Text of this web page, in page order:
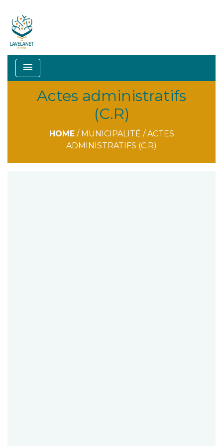
menu
Actes administratifs
(C.R)
HOME/ MUNICIPALITÉ /ACTES
ADMINISTRATIFS (C.R)